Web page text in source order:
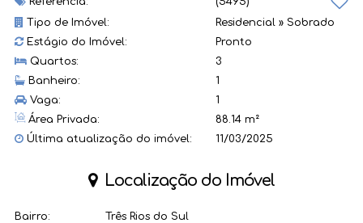
Tipo de Imóvel:
Residencial » Sobrado
Estágio do Imóvel:
Pronto
Quartos:
3
Banheiro:
1
Vaga:
1
Área Privada:
88.14 m²
Última atualização do imóvel:
11/03/2025
Localização do Imóvel
Bairro:
Três Rios do Sul